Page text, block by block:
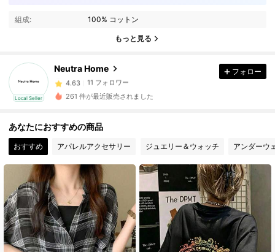
組成: 100% コットン
もっと見る
Local Seller
Neutra Home
11 フォロワー
11 フォロワー
4.63 11 フォロワー
4.63 11 フォロワー
4.63 11 フォロワー
フォロー
261 件が最近販売されました
あなたにおすすめの商品
おすすめ アパレルアクセサリー ジュエリー＆ウォッチ アンダーウ